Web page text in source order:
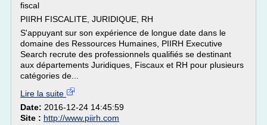
fiscal
PIIRH FISCALITE, JURIDIQUE, RH
S'appuyant sur son expérience de longue date dans le
domaine des Ressources Humaines, PIIRH Executive
Search recrute des professionnels qualifiés se destinant
aux départements Juridiques, Fiscaux et RH pour plusieurs
catégories de...
Lire la suite
Date: 2016-12-24 14:45:59
Site : http://www.piirh.com